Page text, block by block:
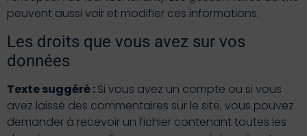
peuvent aussi voir et modifier ces informations.
Les droits que vous avez sur vos
données
Texte suggéré :Si vous avez un compte ou si vous
avez laissé des commentaires sur le site, vous pouvez
demander à recevoir un fichier contenant toutes les